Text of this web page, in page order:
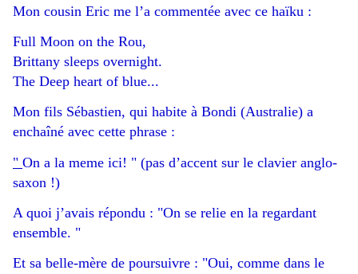
Mon cousin Eric me l’a commentée avec ce haïku :
Full Moon on the Rou,
Brittany sleeps overnight.
The Deep heart of blue...
Mon fils Sébastien, qui habite à Bondi (Australie) a
enchaîné avec cette phrase :
" On a la meme ici! " (pas d’accent sur le clavier anglo-
saxon !)
A quoi j’avais répondu : "On se relie en la regardant
ensemble. "
Et sa belle-mère de poursuivre : "Oui, comme dans le